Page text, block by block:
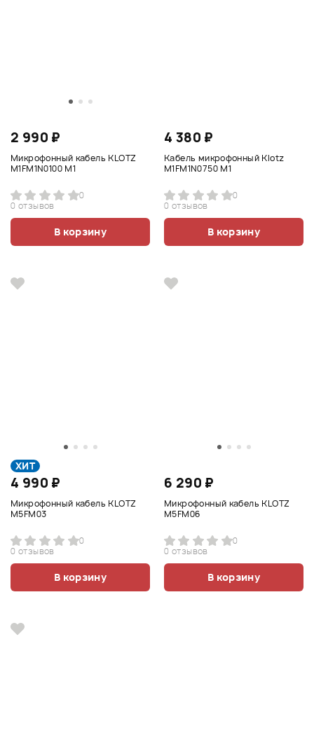
2 990 ₽
Микрофонный кабель KLOTZ
M1FM1N0100 M1
0
0 отзывов
В корзину
4 380 ₽
Кабель микрофонный Klotz
M1FM1N0750 M1
0
0 отзывов
В корзину
ХИТ
4 990 ₽
Микрофонный кабель KLOTZ
M5FM03
0
0 отзывов
В корзину
6 290 ₽
Микрофонный кабель KLOTZ
M5FM06
0
0 отзывов
В корзину